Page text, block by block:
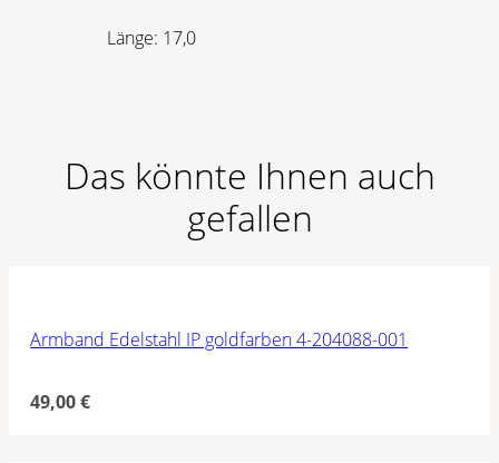
Länge: 17,0
Das könnte Ihnen auch
gefallen
Armband Edelstahl IP goldfarben 4-204088-001
49,00€